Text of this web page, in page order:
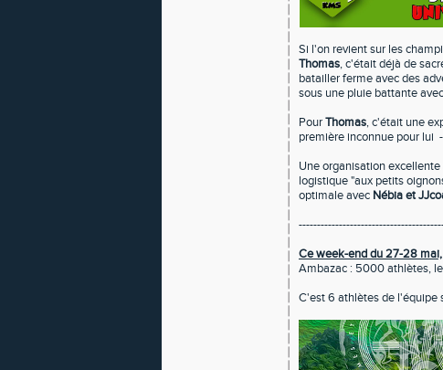
Si l'on revient sur les
Thomas, c'était déjà de
batailler ferme avec des
sous une pluie battante
PourThomas, c'était une
première inconnue pour lui
Une organisation
logistique "aux petits
optimale avec Nébia et
Ce week-end du 27-28 mai,
Ambazac : 5000 athlètes,
C'est 6 athlètes de l'équipe